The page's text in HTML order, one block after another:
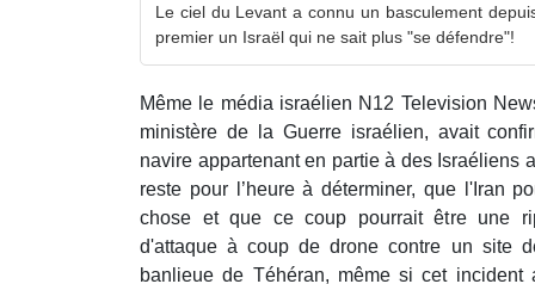
Le ciel du Levant a connu un basculement
premier un Israël qui ne sait plus "se défendre"!
Même le média israélien N12 Television
ministère de la Guerre israélien, avait
navire appartenant en partie à des Israéliens
reste pour l’heure à déterminer, que l'Iran
chose et que ce coup pourrait être une
d'attaque à coup de drone contre un site
banlieue de Téhéran, même si cet incident